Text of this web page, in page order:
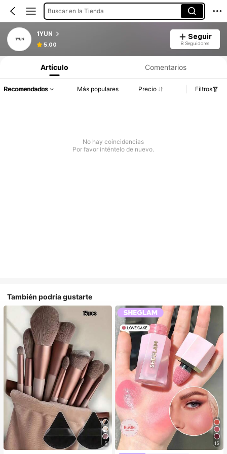
Buscar en la Tienda
1YUN
5.00
Seguir
8 Seguidores
Artículo Comentarios
Recomendados Más populares Precio Filtros
No hay coincidencias
Por favor inténtelo de nuevo.
También podría gustarte
5 15